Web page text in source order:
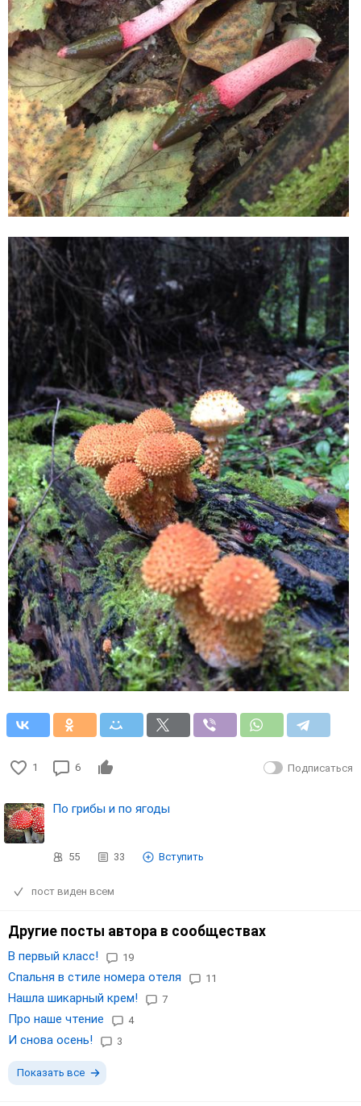
1 6 Подписаться
По грибы и по ягоды
55 33 Вступить
пост виден всем
Другие посты автора в сообществах
В первый класс! 19
Спальня в стиле номера отеля 11
Нашла шикарный крем! 7
Про наше чтение 4
И снова осень! 3
Показать все